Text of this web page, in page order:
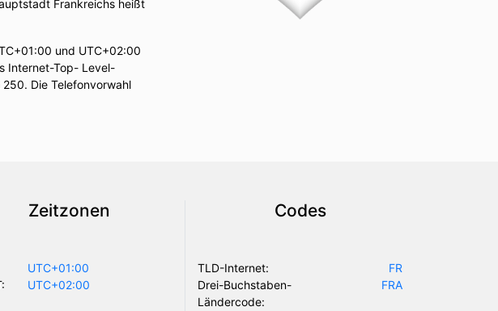
Frankreichs heißt
und UTC+02:00
Internet-Top- Level-
Die Telefonvorwahl
Zeitzonen
UTC+01:00
UTC+02:00
Codes
TLD-Internet:
FR
Drei-Buchstaben-
Ländercode:
FRA